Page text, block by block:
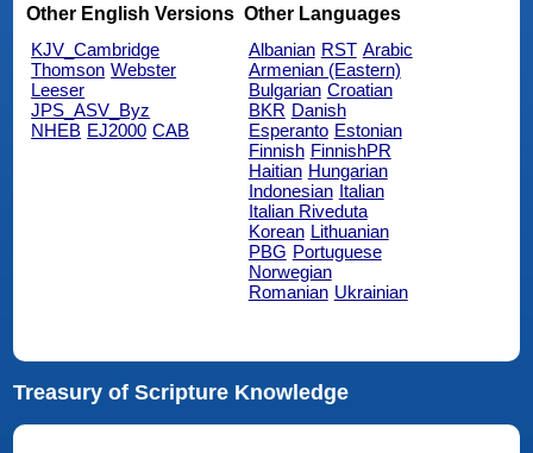
Other English Versions
KJV_Cambridge
Thomson Webster
Leeser
JPS_ASV_Byz
NHEB EJ2000 CAB
Other Languages
Albanian RST Arabic
Armenian (Eastern)
Bulgarian Croatian
BKR Danish
Esperanto Estonian
Finnish FinnishPR
Haitian Hungarian
Indonesian Italian
Italian Riveduta
Korean Lithuanian
PBG Portuguese
Norwegian
Romanian Ukrainian
Treasury of Scripture Knowledge